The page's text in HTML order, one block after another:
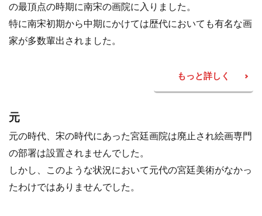
の最頂点の時期に南宋の画院に入りました。
特に南宋初期から中期にかけては歴代においても有名な画
家が多数輩出されました。
もっと詳しく
元
元の時代、宋の時代にあった宮廷画院は廃止され絵画専門
の部署は設置されませんでした。
しかし、このような状況において元代の宮廷美術がなかっ
たわけではありませんでした。